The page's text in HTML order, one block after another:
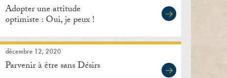
Adopter une attitude
optimiste : Oui, je peux !
décembre 12, 2020
Parvenir à être sans Désirs